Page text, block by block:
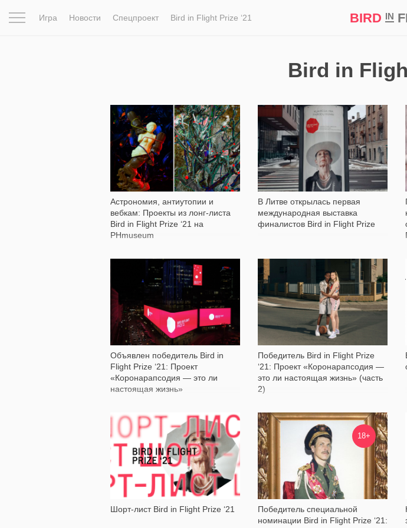
Игра Новости Спецпроект Bird in Flight Prize ‘21 BIRD IN
Bird in
Астрономия, антиутопии и
вебкам: Проекты из лонг-листа
Bird in Flight Prize ‘21 на
PHmuseum
1 184
В Литве открылась первая
международная выставка
финалистов Bird in Flight Prize
1 170
Объявлен победитель Bird in
Flight Prize ‘21: Проект
«Коронарапсодия — это ли
настоящая жизнь»
Победитель Bird in Flight Prize
‘21: Проект «Коронарапсодия —
это ли настоящая жизнь» (часть
2)
Шорт-лист Bird in Flight Prize ‘21
18+
Победитель специальной
номинации Bird in Flight Prize ‘21: